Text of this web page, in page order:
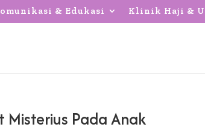
& Edukasi Klinik Haji &
Misterius Pada Anak